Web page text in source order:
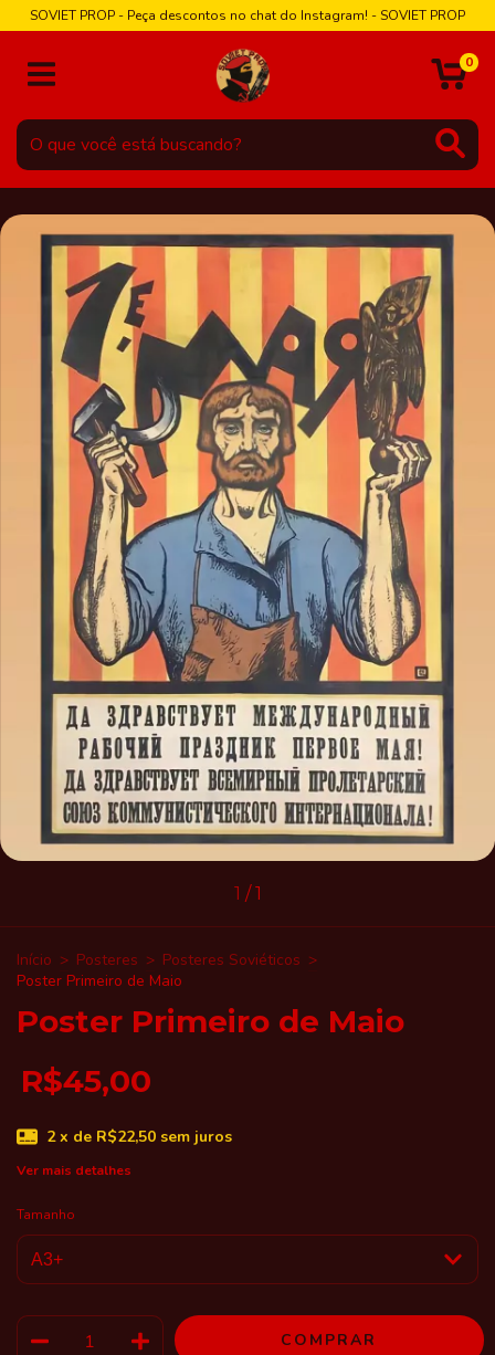
SOVIET PROP - Peça descontos no chat do Instagram! - SOVIET PROP
0
1 /1
Início > Posteres > Posteres Soviéticos >
Poster Primeiro de Maio
Poster Primeiro de Maio
R$45,00
2 x de R$22,50 sem juros
Ver mais detalhes
Tamanho